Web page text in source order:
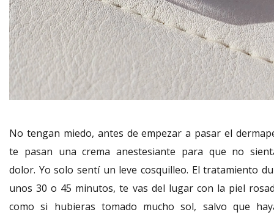
No tengan miedo, antes de empezar a pasar el
te pasan una crema anestesiante para que no
dolor. Yo solo sentí un leve cosquilleo. El tratamiento
unos 30 o 45 minutos, te vas del lugar con la piel
como si hubieras tomado mucho sol, salvo que